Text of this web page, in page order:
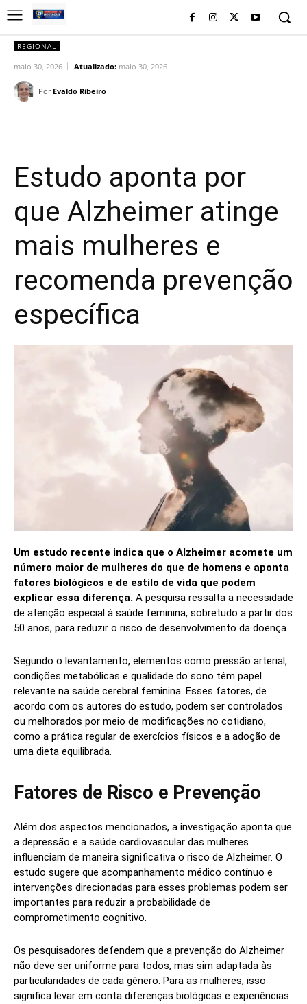
REGIONAL
maio 30, 2026 Atualizado: maio 30, 2026
Por Evaldo Ribeiro
Estudo aponta por
que Alzheimer atinge
mais mulheres e
recomenda prevenção
específica
Um estudo recente indica que o Alzheimer acomete um
número maior de mulheres do que de homens e aponta
fatores biológicos e de estilo de vida que podem
explicar essa diferença. A pesquisa ressalta a necessidade
de atenção especial à saúde feminina, sobretudo a partir dos
50 anos, para reduzir o risco de desenvolvimento da doença.
Segundo o levantamento, elementos como pressão arterial,
condições metabólicas e qualidade do sono têm papel
relevante na saúde cerebral feminina. Esses fatores, de
acordo com os autores do estudo, podem ser controlados
ou melhorados por meio de modificações no cotidiano,
como a prática regular de exercícios físicos e a adoção de
uma dieta equilibrada.
Fatores de Risco e Prevenção
Além dos aspectos mencionados, a investigação aponta que
a depressão e a saúde cardiovascular das mulheres
influenciam de maneira significativa o risco de Alzheimer. O
estudo sugere que acompanhamento médico contínuo e
intervenções direcionadas para esses problemas podem ser
importantes para reduzir a probabilidade de
comprometimento cognitivo.
Os pesquisadores defendem que a prevenção do Alzheimer
não deve ser uniforme para todos, mas sim adaptada às
particularidades de cada gênero. Para as mulheres, isso
significa levar em conta diferenças biológicas e experiências